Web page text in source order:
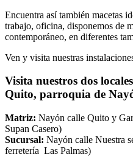
Encuentra así también macetas
trabajo, oficina, disponemos de
contemporáneo, en diferentes
Ven y visita nuestras
Visita nuestros dos
Quito, parroquia de
Matriz: Nayón calle Quito y
Supan Casero)
Sucursal: Nayón calle Nuestra
ferretería Las Palmas)